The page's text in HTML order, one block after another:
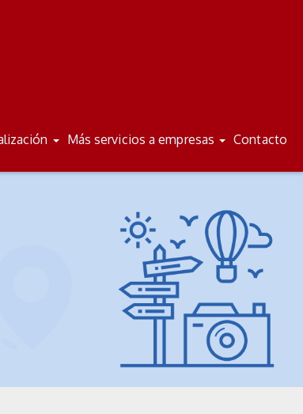
Más servicios a empresas Contacto